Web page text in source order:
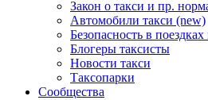
Закон о такси и пр.
Автомобили такси (new)
Безопасность в поездках
Блогеры таксисты
Новости такси
Таксопарки
Сообщества